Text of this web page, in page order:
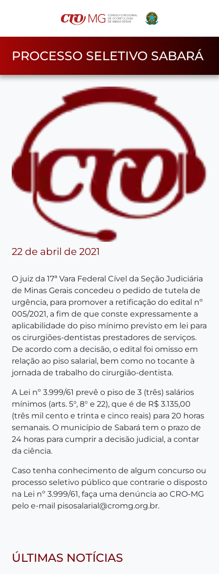
PROCESSO SELETIVO SABARÁ
22 de abril de 2021
O juiz da 17ª Vara Federal Cível da Seção Judiciária
de Minas Gerais concedeu o pedido de tutela de
urgência, para promover a retificação do edital nº
005/2021, a fim de que conste expressamente a
aplicabilidade do piso mínimo previsto em lei para
os cirurgiões-dentistas prestadores de serviços.
De acordo com a decisão, o edital foi omisso em
relação ao piso salarial, bem como no tocante à
jornada de trabalho do cirurgião-dentista.
A Lei nº 3.999/61 prevê o piso de 3 (três) salários
mínimos (arts. 5°, 8° e 22), que é de R$ 3.135,00
(três mil cento e trinta e cinco reais) para 20 horas
semanais. O município de Sabará tem o prazo de
24 horas para cumprir a decisão judicial, a contar
da ciência.
Caso tenha conhecimento de algum concurso ou
processo seletivo público que contrarie o disposto
na Lei nº 3.999/61, faça uma denúncia ao CRO-MG
pelo e-mail pisosalarial@cromg.org.br.
ÚLTIMAS NOTÍCIAS